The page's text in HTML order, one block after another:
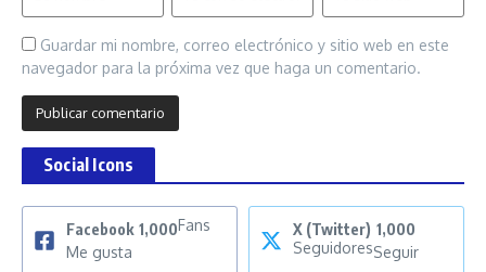
Guardar mi nombre, correo electrónico y sitio web en este
navegador para la próxima vez que haga un comentario.
Social Icons
Facebook 1,000Fans
Me gusta
X (Twitter) 1,000
SeguidoresSeguir